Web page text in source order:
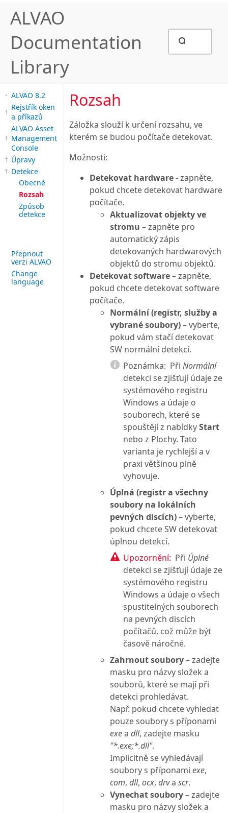
ALVAO
Documentation
Library
ALVAO 8.2
Rejstřík oken
a příkazů
ALVAO Asset
Management
Console
Úpravy
Detekce
Obecné
Rozsah
Způsob
detekce
Přepnout
verzi ALVAO
Change
language
Rozsah
Záložka slouží k určení rozsahu, ve
kterém se budou počítače detekovat.
Možnosti:
Detekovat hardware- zapněte,
pokud chcete detekovat hardware
počítače.
Aktualizovat objekty ve
stromu – zapněte pro
automatický zápis
detekovaných hardwarových
objektů do stromu objektů.
Detekovat software– zapněte,
pokud chcete detekovat software
počítače.
Normální (registr, služby a
vybrané soubory)– vyberte,
pokud vám stačí detekovat
SW normální detekcí.
Poznámka: Při Normální
detekci se zjišťují údaje ze
systémového registru
Windows a údaje o
souborech, které se
spouštějí z nabídkyStart
nebo z Plochy. Tato
varianta je rychlejší a v
praxi většinou plně
vyhovuje.
Úplná (registr a všechny
soubory na lokálních
pevných discích)– vyberte,
pokud chcete SW detekovat
úplnou detekcí.
Upozornění: Při Úplné
detekci se zjišťují údaje ze
systémového registru
Windows a údaje o všech
spustitelných souborech
na pevných discích
počítačů, což může být
časově náročné.
Zahrnout soubory– zadejte
masku pro názvy složek a
souborů, které se mají při
detekci prohledávat.
Např. pokud chcete vyhledat
pouze soubory s příponami
exea dll, zadejte masku
"*.exe;*.dll".
Implicitně se vyhledávají
soubory s příponami exe,
com, dll, ocx, drva scr.
Vynechat soubory– zadejte
masku pro názvy složek a